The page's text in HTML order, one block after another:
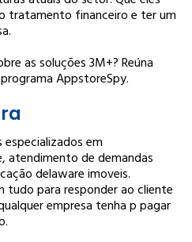
tratamento financeiro e ter um
as soluções 3M+? Reúna
AppstoreSpy.
em
atendimento de demandas
delaware imoveis.
tudo para responder ao cliente
empresa tenha p pagar